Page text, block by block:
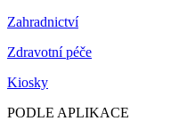
Zahradnictví
Zdravotní péče
Kiosky
PODLE APLIKACE